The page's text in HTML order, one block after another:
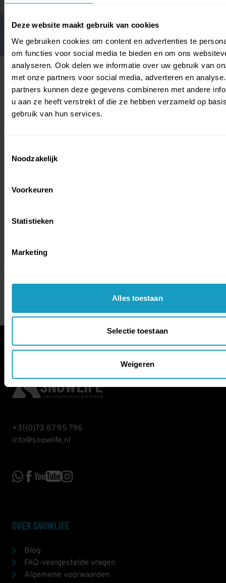
Deze website maakt gebruik van cookies
We gebruiken cookies om content en advertenties te
om functies voor social media te bieden en om ons
analyseren. Ook delen we informatie over uw gebruik van
met onze partners voor social media, adverteren en
partners kunnen deze gegevens combineren met andere
u aan ze heeft verstrekt of die ze hebben verzameld op
gebruik van hun services.
Noodzakelijk
Voorkeuren
Statistieken
Marketing
Alles toestaan
Selectie toestaan
Weigeren
ONZE PARTNERS
+31(0)73 87 95 796
info@snowlife.nl
OVER SNOWLIFE
Blog
FAQ-veelgestelde vragen
Algemene voorwaarden